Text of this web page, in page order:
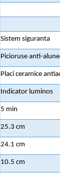
Sistem siguranta
Picioruse anti-alunecare
Placi ceramice
Indicator luminos
5 min
25.3 cm
24.1 cm
10.5 cm